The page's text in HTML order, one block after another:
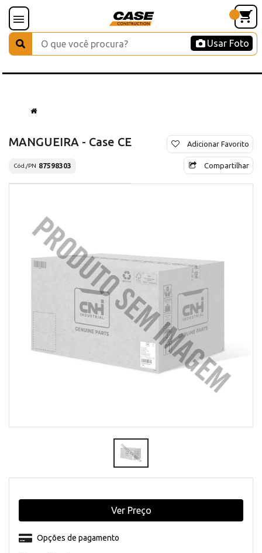
Usar Foto
MANGUEIRA - Case CE
Cód./PN 87598303
Adicionar Favorito
Compartilhar
Opções de pagamento
Ver Preço